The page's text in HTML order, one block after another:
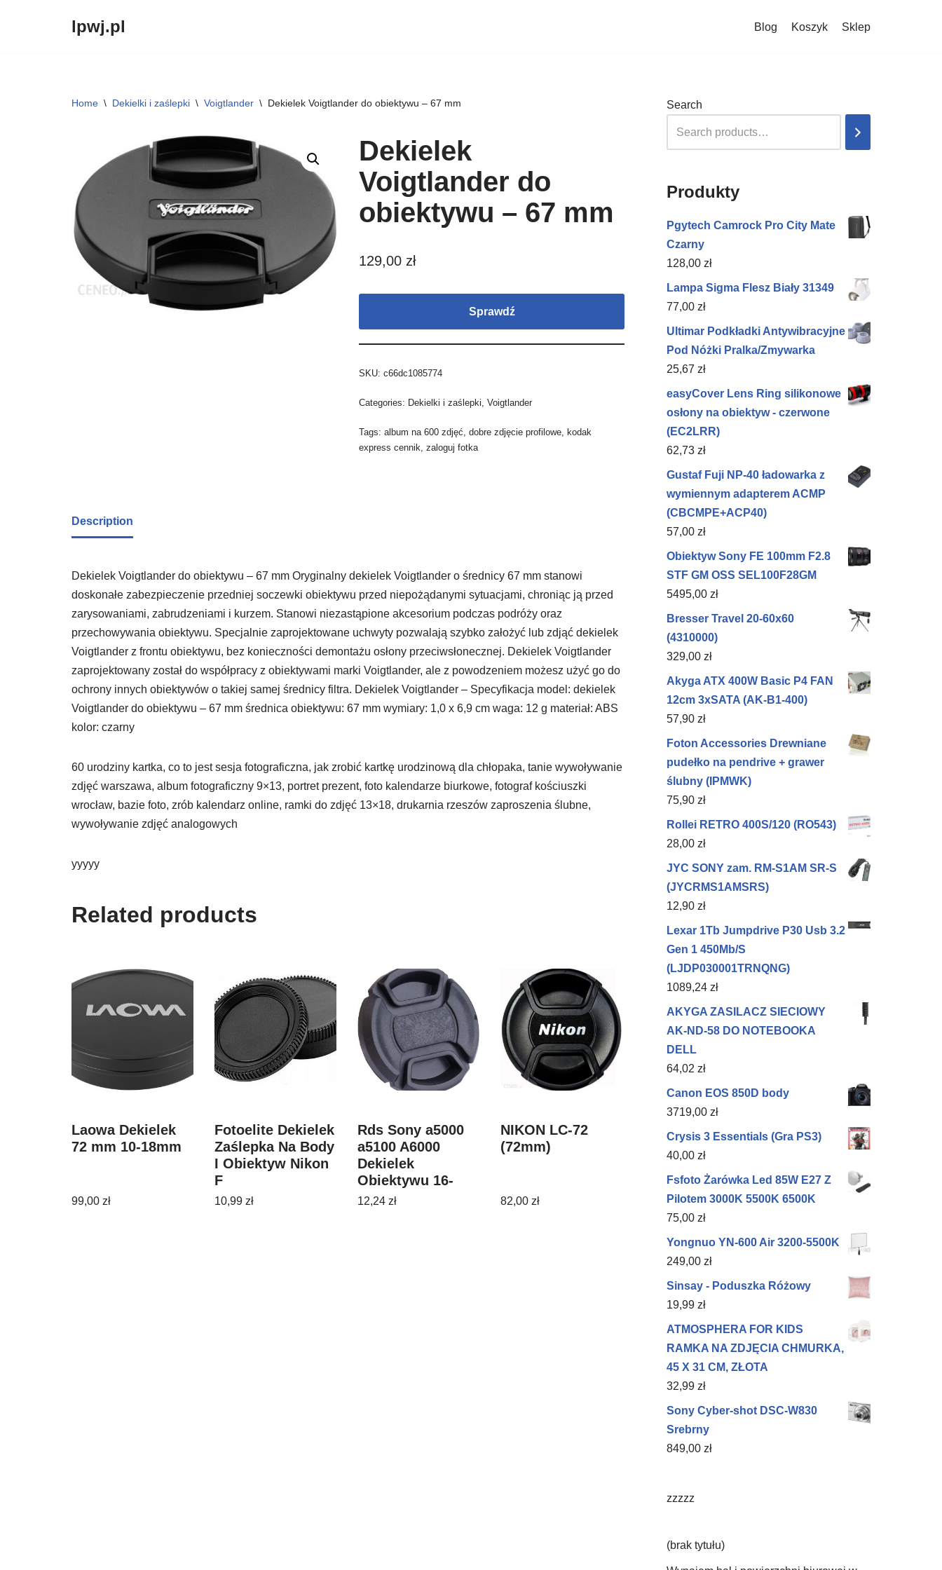
lpwj.pl Blog Koszyk Sklep
Home \ Dekielki i zaślepki \ Voigtlander \ Dekielek Voigtlander do obiektywu – 67 mm
Dekielek
Voigtlander do
obiektywu – 67 mm
129,00 zł
Sprawdź
SKU:c66dc1085774
Categories: Dekielki i zaślepki,Voigtlander
Tags:album na 600 zdjęć,dobre zdjęcie profilowe, kodak
express cennik,zaloguj fotka
Description
Dekielek Voigtlander do obiektywu – 67 mm Oryginalny dekielek Voigtlander o średnicy 67 mm stanowi
doskonałe zabezpieczenie przedniej soczewki obiektywu przed niepożądanymi sytuacjami, chroniąc ją przed
zarysowaniami, zabrudzeniami i kurzem. Stanowi niezastąpione akcesorium podczas podróży oraz
przechowywania obiektywu. Specjalnie zaprojektowane uchwyty pozwalają szybko założyć lub zdjąć dekielek
Voigtlander z frontu obiektywu, bez konieczności demontażu osłony przeciwsłonecznej. Dekielek Voigtlander
zaprojektowany został do współpracy z obiektywami marki Voigtlander, ale z powodzeniem możesz użyć go do
ochrony innych obiektywów o takiej samej średnicy filtra. Dekielek Voigtlander – Specyfikacja model: dekielek
Voigtlander do obiektywu – 67 mm średnica obiektywu: 67 mm wymiary: 1,0 x 6,9 cm waga: 12 g materiał: ABS
kolor: czarny
60 urodziny kartka, co to jest sesja fotograficzna, jak zrobić kartkę urodzinową dla chłopaka, tanie wywoływanie
zdjęć warszawa, album fotograficzny 9×13, portret prezent, foto kalendarze biurkowe, fotograf kościuszki
wrocław, bazie foto, zrób kalendarz online, ramki do zdjęć 13×18, drukarnia rzeszów zaproszenia ślubne,
wywoływanie zdjęć analogowych
yyyyy
Related products
Laowa Dekielek
72 mm 10-18mm
99,00 zł
Fotoelite Dekielek
Zaślepka Na Body
I Obiektyw Nikon
F
10,99 zł
Rds Sony a5000
a5100 A6000
Dekielek
Obiektywu 16-
50mm
12,24 zł
NIKON LC-72
(72mm)
82,00 zł
Search
Produkty
Pgytech Camrock Pro City Mate
Czarny
128,00 zł
Lampa Sigma Flesz Biały 31349
77,00 zł
Ultimar Podkładki Antywibracyjne
Pod Nóżki Pralka/Zmywarka
25,67 zł
easyCover Lens Ring silikonowe
osłony na obiektyw - czerwone
(EC2LRR)
62,73 zł
Gustaf Fuji NP-40 ładowarka z
wymiennym adapterem ACMP
(CBCMPE+ACP40)
57,00 zł
Obiektyw Sony FE 100mm F2.8
STF GM OSS SEL100F28GM
5495,00 zł
Bresser Travel 20-60x60
(4310000)
329,00 zł
Akyga ATX 400W Basic P4 FAN
12cm 3xSATA (AK-B1-400)
57,90 zł
Foton Accessories Drewniane
pudełko na pendrive + grawer
ślubny (IPMWK)
75,90 zł
Rollei RETRO 400S/120 (RO543)
28,00 zł
JYC SONY zam. RM-S1AM SR-S
(JYCRMS1AMSRS)
12,90 zł
Lexar 1Tb Jumpdrive P30 Usb 3.2
Gen 1 450Mb/S
(LJDP030001TRNQNG)
1089,24 zł
AKYGA ZASILACZ SIECIOWY
AK-ND-58 DO NOTEBOOKA
DELL
64,02 zł
Canon EOS 850D body
3719,00 zł
Crysis 3 Essentials (Gra PS3)
40,00 zł
Fsfoto Żarówka Led 85W E27 Z
Pilotem 3000K 5500K 6500K
75,00 zł
Yongnuo YN-600 Air 3200-5500K
249,00 zł
Sinsay - Poduszka Różowy
19,99 zł
ATMOSPHERA FOR KIDS
RAMKA NA ZDJĘCIA CHMURKA,
45 X 31 CM, ZŁOTA
32,99 zł
Sony Cyber-shot DSC-W830
Srebrny
849,00 zł
zzzzz
(brak tytułu)